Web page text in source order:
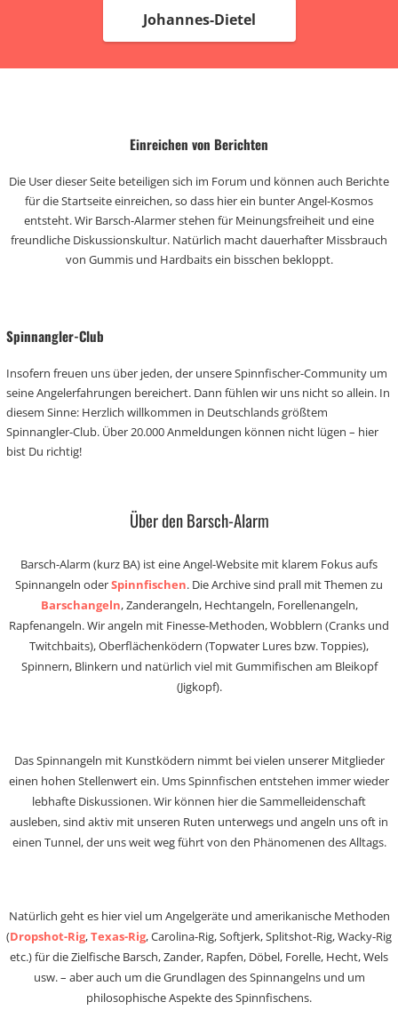
Johannes-Dietel
Einreichen von Berichten
Die User dieser Seite beteiligen sich im Forum und können auch Berichte
für die Startseite einreichen, so dass hier ein bunter Angel-Kosmos
entsteht. Wir Barsch-Alarmer stehen für Meinungsfreiheit und eine
freundliche Diskussionskultur. Natürlich macht dauerhafter Missbrauch
von Gummis und Hardbaits ein bisschen bekloppt.
Spinnangler-Club
Insofern freuen uns über jeden, der unsere Spinnfischer-Community um
seine Angelerfahrungen bereichert. Dann fühlen wir uns nicht so allein. In
diesem Sinne: Herzlich willkommen in Deutschlands größtem
Spinnangler-Club. Über 20.000 Anmeldungen können nicht lügen – hier
bist Du richtig!
Über den Barsch-Alarm
Barsch-Alarm (kurz BA) ist eine Angel-Website mit klarem Fokus aufs
Spinnangeln oderSpinnfischen. Die Archive sind prall mit Themen zu
Barschangeln, Zanderangeln, Hechtangeln, Forellenangeln,
Rapfenangeln. Wir angeln mit Finesse-Methoden, Wobblern (Cranks und
Twitchbaits), Oberflächenködern (Topwater Lures bzw. Toppies),
Spinnern, Blinkern und natürlich viel mit Gummifischen am Bleikopf
(Jigkopf).
Das Spinnangeln mit Kunstködern nimmt bei vielen unserer Mitglieder
einen hohen Stellenwert ein. Ums Spinnfischen entstehen immer wieder
lebhafte Diskussionen. Wir können hier die Sammelleidenschaft
ausleben, sind aktiv mit unseren Ruten unterwegs und angeln uns oft in
einen Tunnel, der uns weit weg führt von den Phänomenen des Alltags.
Natürlich geht es hier viel um Angelgeräte und amerikanische Methoden
(Dropshot-Rig,Texas-Rig, Carolina-Rig, Softjerk, Splitshot-Rig, Wacky-Rig
etc.) für die Zielfische Barsch, Zander, Rapfen, Döbel, Forelle, Hecht, Wels
usw. – aber auch um die Grundlagen des Spinnangelns und um
philosophische Aspekte des Spinnfischens.